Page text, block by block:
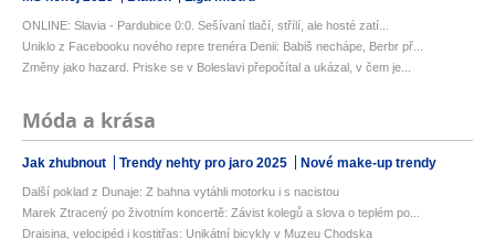
ONLINE: Slavia - Pardubice 0:0. Sešívaní tlačí, střílí, ale hosté zatí...
Uniklo z Facebooku nového repre trenéra Denii: Babiš nechápe, Berbr př...
Změny jako hazard. Priske se v Boleslavi přepočítal a ukázal, v čem je...
Móda a krása
Jak zhubnout Trendy nehty pro jaro 2025 Nové make-up trendy
Další poklad z Dunaje: Z bahna vytáhli motorku i s nacistou
Marek Ztracený po životním koncertě: Závist kolegů a slova o teplém po...
Draisina, velocipéd i kostitřas: Unikátní bicykly v Muzeu Chodska